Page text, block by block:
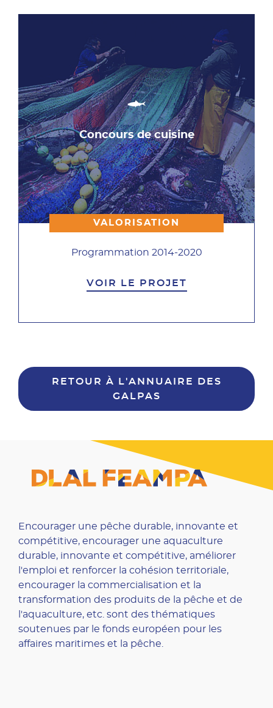
Concours de cuisine
VALORISATION
Programmation 2014-2020
VOIR LE PROJET
RETOUR À L'ANNUAIRE DES
GALPAS
Encourager une pêche durable, innovante et
compétitive, encourager une aquaculture
durable, innovante et compétitive, améliorer
l'emploi et renforcer la cohésion territoriale,
encourager la commercialisation et la
transformation des produits de la pêche et de
l'aquaculture, etc. sont des thématiques
soutenues par le fonds européen pour les
affaires maritimes et la pêche.